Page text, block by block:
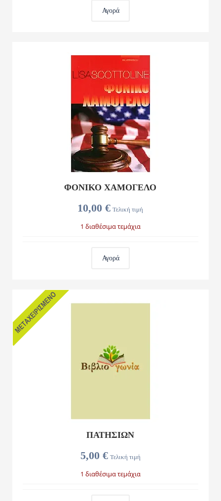
Αγορά
10,00 € Τελική τιμή
ΦΟΝΙΚΟ ΧΑΜΟΓΕΛΟ
1 διαθέσιμα τεμάχια
Αγορά
5,00 € Τελική τιμή
ΠΑΤΗΣΙΩΝ
1 διαθέσιμα τεμάχια